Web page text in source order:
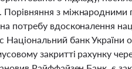
Порівняння з міжнародними
потребу вдосконалення
банк України
закритті рахунку